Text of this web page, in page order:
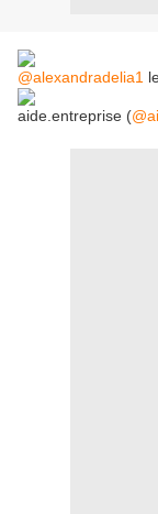
@alexandradelia1
aide.entreprise (